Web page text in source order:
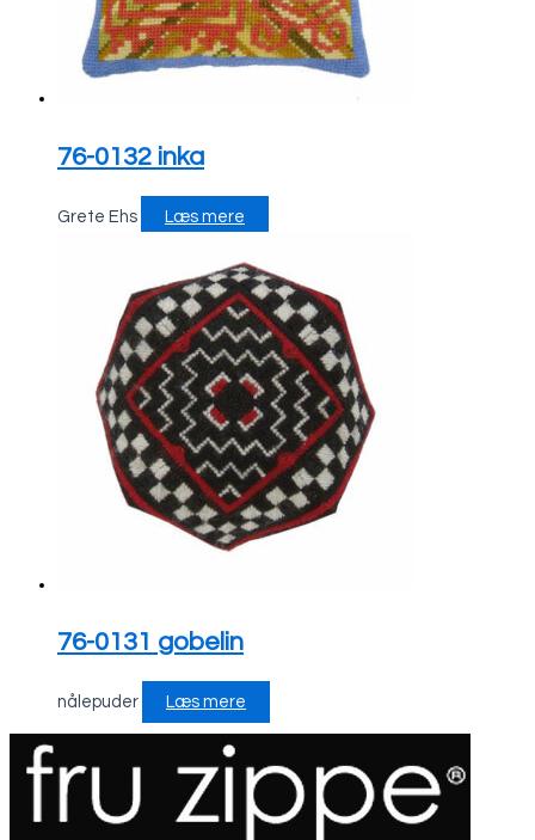
76-0132 inka
Grete Ehs Læs mere
76-0131 gobelin
nålepuder Læs mere